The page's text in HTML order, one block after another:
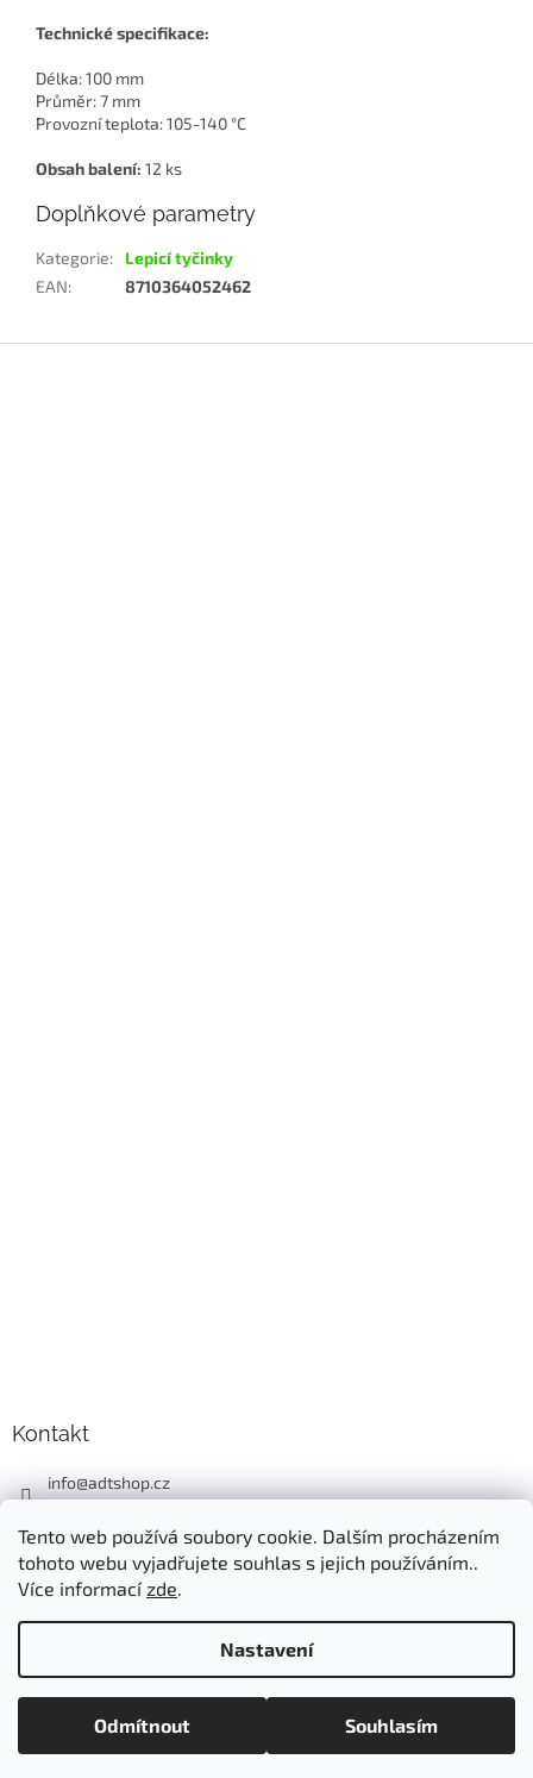
Tento web používá soubory cookie. Dalším procházením
tohoto webu vyjadřujete souhlas s jejich používáním..
Více informacízde.
Nastavení
Odmítnout Souhlasím
Technické specifikace:
Délka: 100 mm
Průměr: 7 mm
Provozní teplota: 105-140 °C
Obsah balení: 12 ks
Doplňkové parametry
Kategorie:
Lepicí tyčinky
EAN: 8710364052462
Kontakt
info@adtshop.cz
+420724549949
Vytvořil Shoptet
Copyright 2026ADT SHOP . Všechna práva vyhrazena.